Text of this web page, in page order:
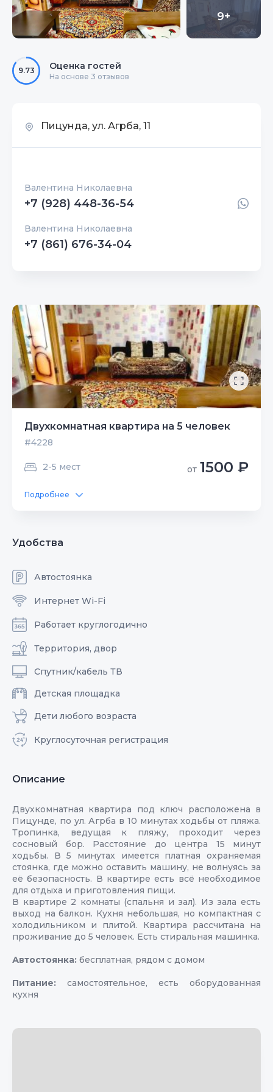
9+
9.73 Оценка гостей
На основе 3 отзывов
Пицунда, ул. Агрба, 11
Валентина Николаевна
+7 (928) 448-36-54
Валентина Николаевна
+7 (861) 676-34-04
Двухкомнатная квартира на 5 человек
#4228
2-5 мест от 1500 ₽
Подробнее
Удобства
Автостоянка
Интернет Wi-Fi
Работает круглогодично
Территория, двор
Спутник/кабель ТВ
Детская площадка
Дети любого возраста
Круглосуточная регистрация
Описание
Двухкомнатная квартира под ключ расположена в
Пицунде, по ул. Агрба в 10 минутах ходьбы от пляжа.
Тропинка, ведущая к пляжу, проходит через
сосновый бор. Расстояние до центра 15 минут
ходьбы. В 5 минутах имеется платная охраняемая
стоянка, где можно оставить машину, не волнуясь за
её безопасность. В квартире есть всё необходимое
для отдыха и приготовления пищи.
В квартире 2 комнаты (спальня и зал). Из зала есть
выход на балкон. Кухня небольшая, но компактная с
холодильником и плитой. Квартира рассчитана на
проживание до 5 человек. Есть стиральная машинка.
Автостоянка: бесплатная, рядом с домом
Питание: самостоятельное, есть оборудованная
кухня